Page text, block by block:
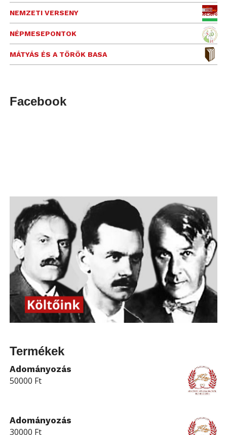
NEMZETI VERSENY
NÉPMESEPONTOK
MÁTYÁS ÉS A TÖRÖK BASA
Facebook
Termékek
Adományozás
50000 Ft
Adományozás
30000 Ft